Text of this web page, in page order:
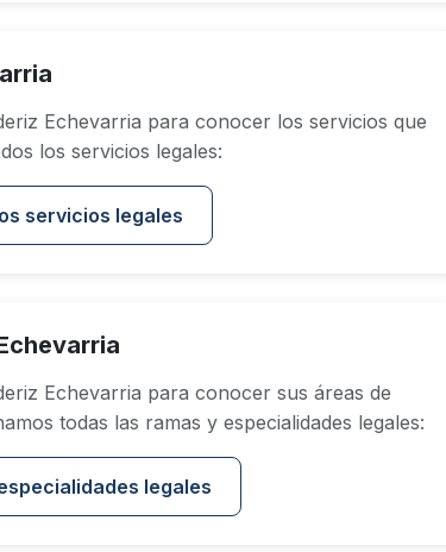
Echevarria para conocer los servicios que
los servicios legales:
servicios legales
Echevarria para conocer sus áreas de
todas las ramas y especialidades legales:
legales